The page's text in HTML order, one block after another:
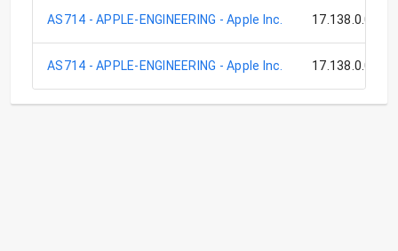
AS714 - APPLE-ENGINEERING - Apple Inc. 17.138.0.0/17
AS714 - APPLE-ENGINEERING - Apple Inc. 17.138.0.0/15